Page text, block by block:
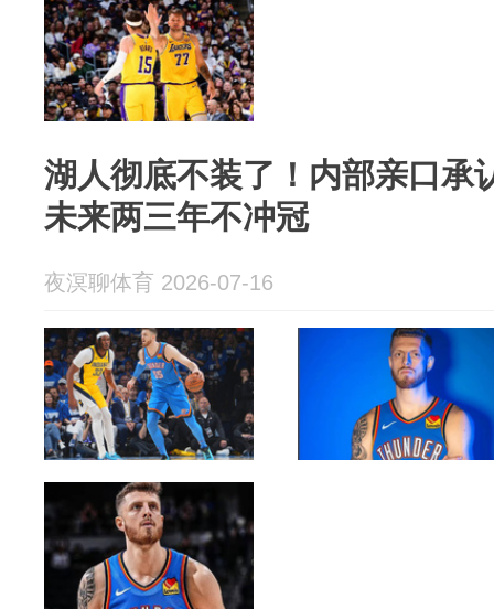
湖人彻底不装了！内部亲口承
未来两三年不冲冠
夜溟聊体育 2026-07-16